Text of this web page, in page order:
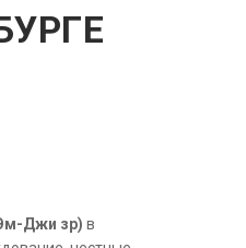
Джи зр) в